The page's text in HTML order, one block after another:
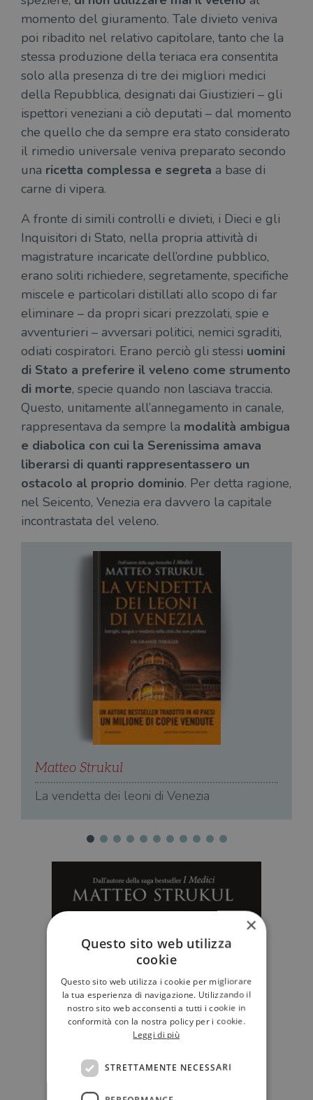
momento del giuramento. Tale divieto veniva
poi ribadito nel relativo capitolare, tanto che la
stessa produzione della teriaca era consentita
solo alla presenza di tre dei migliori medici
della Repubblica, designati dai Giustizieri – gli
ispettori veneziani a ciò deputati – dal momento
che quello che da sempre era stato considerato
il rimedio universale veniva preparato secondo
una ricetta complessa e segreta a base di
carne di vipera.
A fronte di simili controlli e divieti, i Dieci e gli
Inquisitori di Stato, nella propria attività di
magistrature incaricate dell’ordine pubblico,
erano soliti richiedere, segretamente, specifiche
miscele e particolari distillati allo scopo di far
eliminare – da propri sicari prezzolati, spie e
avventurieri – avversari politici, nemici sgraditi,
odiati cospiratori. Erano perciò gli stessi uomini
di Stato a preferire il veleno come strumento
di morte, specie quando non lasciava traccia.
Questo, unitamente all’annegamento in canale,
rappresentava da sempre la modalità ambigua
e diabolica con cui la Serenissima amava
liberarsi di quanti rappresentassero un
ostacolo al proprio dominio. Per detta ragione,
nel Seicento, Venezia era davvero la capitale
incontrastata del veleno.
Matteo Strukul
La vendetta dei leoni di Venezia
×
Questo sito web utilizza
cookie
Questo sito web utilizza i cookie per migliorare
la tua esperienza di navigazione. Utilizzando il
nostro sito web acconsenti a tutti i cookie in
conformità con la nostra policy per i cookie.
Leggi di più
STRETTAMENTE NECESSARI